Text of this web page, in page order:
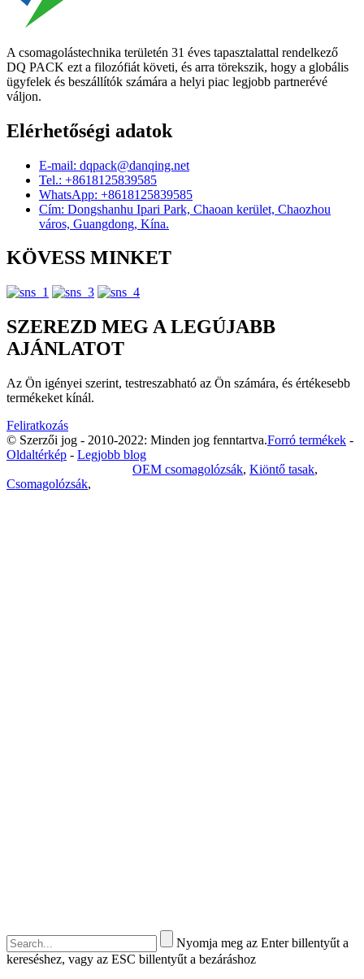
A csomagolástechnika területén 31 éves tapasztalattal rendelkező
DQ PACK ezt a filozófiát követi, és arra törekszik, hogy a globális
ügyfelek és beszállítók számára a helyi piac legjobb partnerévé
váljon.
Elérhetőségi adatok
E-mail: dqpack@danqing.net
Tel.: +8618125839585
WhatsApp: +8618125839585
Cím: Dongshanhu Ipari Park, Chaoan kerület, Chaozhou
város, Guangdong, Kína.
KÖVESS MINKET
SZEREZD MEG A LEGÚJABB
AJÁNLATOT
Az Ön igényei szerint, testreszabható az Ön számára, és értékesebb
termékeket kínál.
Feliratkozás
© Szerzői jog - 2010-2022: Minden jog fenntartva.Forró termékek -
Oldaltérkép - Legjobb blog
OEM csomagolózsák, Kiöntő tasak,
Csomagolózsák,
Nyomja meg az Enter billentyűt a
kereséshez, vagy az ESC billentyűt a bezáráshoz